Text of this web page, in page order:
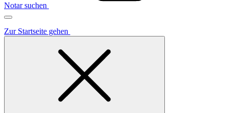
Notar suchen
Zur Startseite gehen